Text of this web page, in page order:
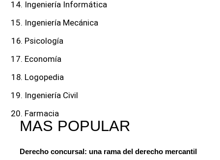
Ingeniería Informática
Ingeniería Mecánica
Psicología
Economía
Logopedia
Ingeniería Civil
Farmacia
MAS POPULAR
Derecho concursal: una rama del derecho mercantil